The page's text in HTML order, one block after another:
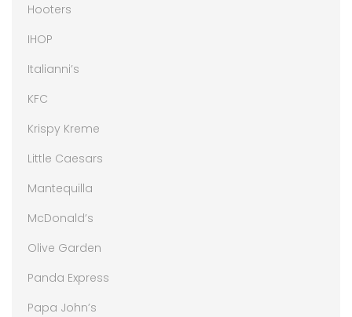
Hooters
IHOP
Italianni’s
KFC
Krispy Kreme
Little Caesars
Mantequilla
McDonald’s
Olive Garden
Panda Express
Papa John’s